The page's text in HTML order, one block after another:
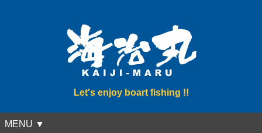
Let's enjoy boart fishing !!
MENU ▼